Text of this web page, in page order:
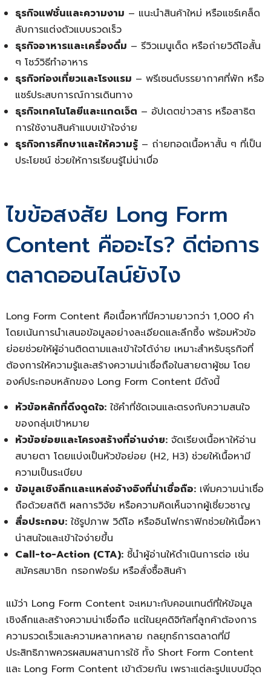
ธุรกิจแฟชั่นและความงาม – แนะนำสินค้าใหม่ หรือแชร์เคล็ด
ลับการแต่งตัวแบบรวดเร็ว
ธุรกิจอาหารและเครื่องดื่ม – รีวิวเมนูเด็ด หรือถ่ายวิดีโอสั้น
ๆ โชว์วิธีทำอาหาร
ธุรกิจท่องเที่ยวและโรงแรม – พรีเซนต์บรรยากาศที่พัก หรือ
แชร์ประสบการณ์การเดินทาง
ธุรกิจเทคโนโลยีและแกดเจ็ต – อัปเดตข่าวสาร หรือสาธิต
การใช้งานสินค้าแบบเข้าใจง่าย
ธุรกิจการศึกษาและให้ความรู้ – ถ่ายทอดเนื้อหาสั้น ๆ ที่เป็น
ประโยชน์ ช่วยให้การเรียนรู้ไม่น่าเบื่อ
ไขข้อสงสัย Long Form
Content คืออะไร? ดีต่อการ
ตลาดออนไลน์ยังไง
Long Form Content คือเนื้อหาที่มีความยาวกว่า 1,000 คำ
โดยเน้นการนำเสนอข้อมูลอย่างละเอียดและลึกซึ้ง พร้อมหัวข้อ
ย่อยช่วยให้ผู้อ่านติดตามและเข้าใจได้ง่าย เหมาะสำหรับธุรกิจที่
ต้องการให้ความรู้และสร้างความน่าเชื่อถือในสายตาผู้ชม โดย
องค์ประกอบหลักของ Long Form Content มีดังนี้
หัวข้อหลักที่ดึงดูดใจ: ใช้คำที่ชัดเจนและตรงกับความสนใจ
ของกลุ่มเป้าหมาย
หัวข้อย่อยและโครงสร้างที่อ่านง่าย: จัดเรียงเนื้อหาให้อ่าน
สบายตา โดยแบ่งเป็นหัวข้อย่อย (H2, H3) ช่วยให้เนื้อหามี
ความเป็นระเบียบ
ข้อมูลเชิงลึกและแหล่งอ้างอิงที่น่าเชื่อถือ: เพิ่มความน่าเชื่อ
ถือด้วยสถิติ ผลการวิจัย หรือความคิดเห็นจากผู้เชี่ยวชาญ
สื่อประกอบ: ใช้รูปภาพ วิดีโอ หรืออินโฟกราฟิกช่วยให้เนื้อหา
น่าสนใจและเข้าใจง่ายขึ้น
Call-to-Action (CTA): ชี้นำผู้อ่านให้ดำเนินการต่อ เช่น
สมัครสมาชิก กรอกฟอร์ม หรือสั่งซื้อสินค้า
แม้ว่า Long Form Content จะเหมาะกับคอนเทนต์ที่ให้ข้อมูล
เชิงลึกและสร้างความน่าเชื่อถือ แต่ในยุคดิจิทัลที่ลูกค้าต้องการ
ความรวดเร็วและความหลากหลาย กลยุทธ์การตลาดที่มี
ประสิทธิภาพควรผสมผสานการใช้ ทั้ง Short Form Content
และ Long Form Content เข้าด้วยกัน เพราะแต่ละรูปแบบมีจุด